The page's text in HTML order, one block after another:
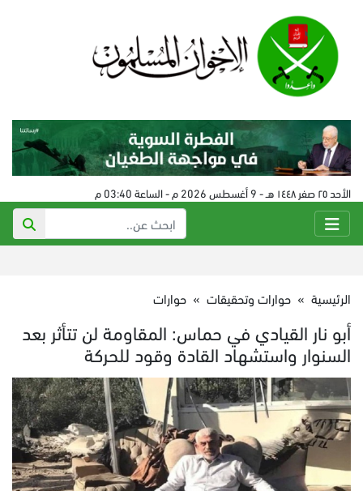
الأحد ٢٥ صفر ١٤٤٨ هـ - 9 أغسطس 2026 م - الساعة 03:40 م
الرئيسية » حوارات وتحقيقات » حوارات
أبو نار القيادي في حماس: المقاومة لن تتأثر بعد
السنوار واستشهاد القادة وقود للحركة